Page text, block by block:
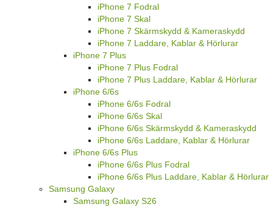
iPhone 7 Fodral
iPhone 7 Skal
iPhone 7 Skärmskydd & Kameraskydd
iPhone 7 Laddare, Kablar & Hörlurar
iPhone 7 Plus
iPhone 7 Plus Fodral
iPhone 7 Plus Laddare, Kablar & Hörlurar
iPhone 6/6s
iPhone 6/6s Fodral
iPhone 6/6s Skal
iPhone 6/6s Skärmskydd & Kameraskydd
iPhone 6/6s Laddare, Kablar & Hörlurar
iPhone 6/6s Plus
iPhone 6/6s Plus Fodral
iPhone 6/6s Plus Laddare, Kablar & Hörlurar
Samsung Galaxy
Samsung Galaxy S26